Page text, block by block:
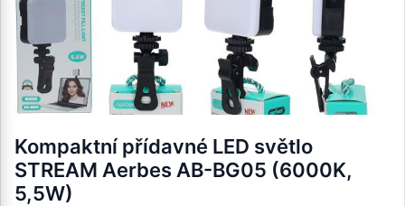
Kompaktní přídavné LED světlo
STREAM Aerbes AB-BG05 (6000K,
5,5W)